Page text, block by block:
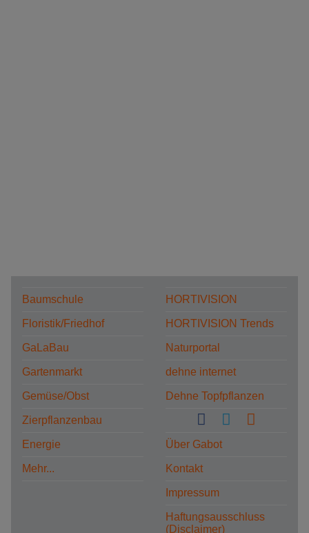
Baumschule
Floristik/Friedhof
GaLaBau
Gartenmarkt
Gemüse/Obst
Zierpflanzenbau
Energie
Mehr...
HORTIVISION
HORTIVISION Trends
Naturportal
dehne internet
Dehne Topfpflanzen
Über Gabot
Kontakt
Impressum
Haftungsausschluss
(Disclaimer)